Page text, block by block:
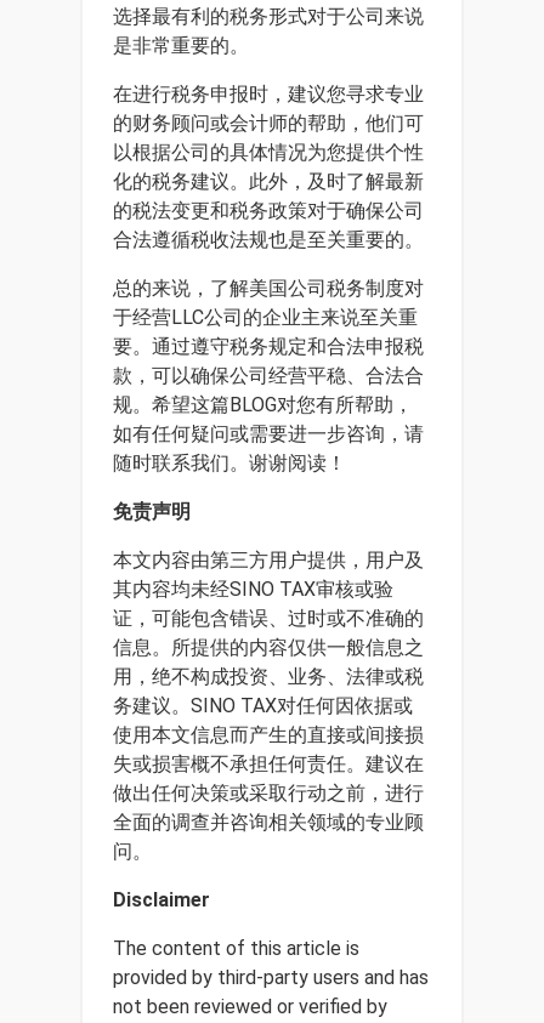
选择最有利的税务形式对于公司来说
是非常重要的。
在进行税务申报时，建议您寻求专业
的财务顾问或会计师的帮助，他们可
以根据公司的具体情况为您提供个性
化的税务建议。此外，及时了解最新
的税法变更和税务政策对于确保公司
合法遵循税收法规也是至关重要的。
总的来说，了解美国公司税务制度对
于经营LLC公司的企业主来说至关重
要。通过遵守税务规定和合法申报税
款，可以确保公司经营平稳、合法合
规。希望这篇BLOG对您有所帮助，
如有任何疑问或需要进一步咨询，请
随时联系我们。谢谢阅读！
免责声明
本文内容由第三方用户提供，用户及
其内容均未经SINO TAX审核或验
证，可能包含错误、过时或不准确的
信息。所提供的内容仅供一般信息之
用，绝不构成投资、业务、法律或税
务建议。SINO TAX对任何因依据或
使用本文信息而产生的直接或间接损
失或损害概不承担任何责任。建议在
做出任何决策或采取行动之前，进行
全面的调查并咨询相关领域的专业顾
问。
Disclaimer
The content of this article is
provided by third-party users and has
not been reviewed or verified by